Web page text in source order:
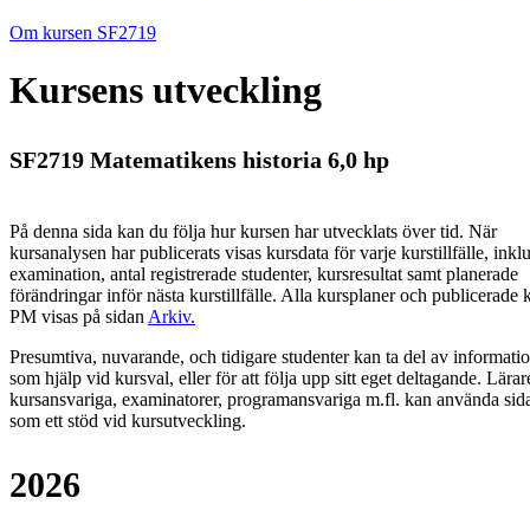
Om kursen SF2719
Kursens utveckling
SF2719 Matematikens historia 6,0 hp
På denna sida kan du följa hur kursen har utvecklats över tid. När
kursanalysen har publicerats visas kursdata för varje kurstillfälle,
examination, antal registrerade studenter, kursresultat samt planerade
förändringar inför nästa kurstillfälle. Alla kursplaner och publicerade
PM visas på sidan Arkiv.
Presumtiva, nuvarande, och tidigare studenter kan ta del av
som hjälp vid kursval, eller för att följa upp sitt eget deltagande.
kursansvariga, examinatorer, programansvariga m.fl. kan använda
som ett stöd vid kursutveckling.
2026